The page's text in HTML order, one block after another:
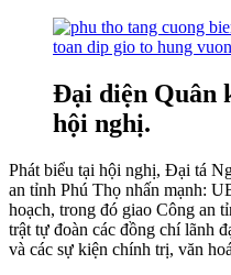
Đại diện Quân
hội nghị.
Phát biểu tại hội nghị, Đại tá
an tỉnh Phú Thọ nhấn mạnh:
hoạch, trong đó giao Công an
trật tự đoàn các đồng chí lãnh
và các sự kiện chính trị, văn